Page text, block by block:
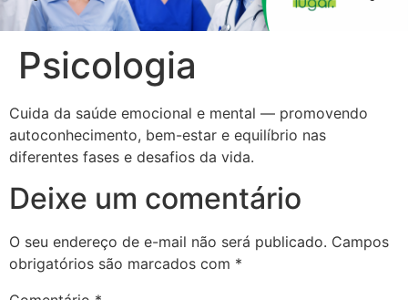
Psicologia
Cuida da saúde emocional e mental — promovendo
autoconhecimento, bem-estar e equilíbrio nas
diferentes fases e desafios da vida.
Deixe um comentário
O seu endereço de e-mail não será publicado. Campos
obrigatórios são marcados com *